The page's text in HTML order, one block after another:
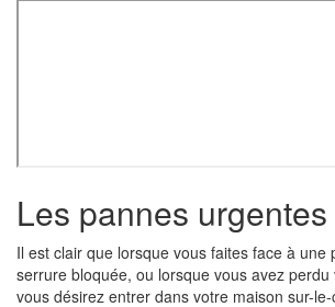
Les pannes urgentes
Il est clair que lorsque vous faites face à une
serrure bloquée, ou lorsque vous avez
vous désirez entrer dans votre maison sur-